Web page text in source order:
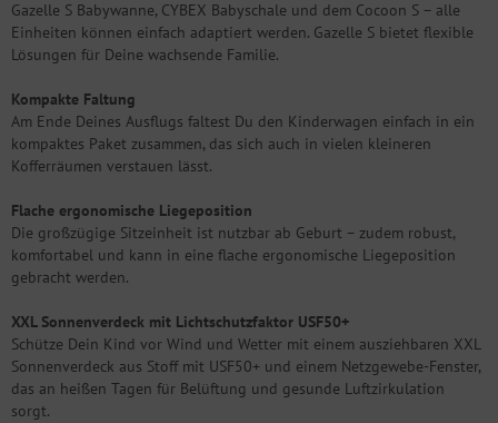
Gazelle S Babywanne, CYBEX Babyschale und dem Cocoon S – alle
Einheiten können einfach adaptiert werden. Gazelle S bietet flexible
Lösungen für Deine wachsende Familie.
Kompakte Faltung
Am Ende Deines Ausflugs faltest Du den Kinderwagen einfach in ein
kompaktes Paket zusammen, das sich auch in vielen kleineren
Kofferräumen verstauen lässt.
Flache ergonomische Liegeposition
Die großzügige Sitzeinheit ist nutzbar ab Geburt – zudem robust,
komfortabel und kann in eine flache ergonomische Liegeposition
gebracht werden.
XXL Sonnenverdeck mit Lichtschutzfaktor USF50+
Schütze Dein Kind vor Wind und Wetter mit einem ausziehbaren XXL
Sonnenverdeck aus Stoff mit USF50+ und einem Netzgewebe-Fenster,
das an heißen Tagen für Belüftung und gesunde Luftzirkulation
sorgt.